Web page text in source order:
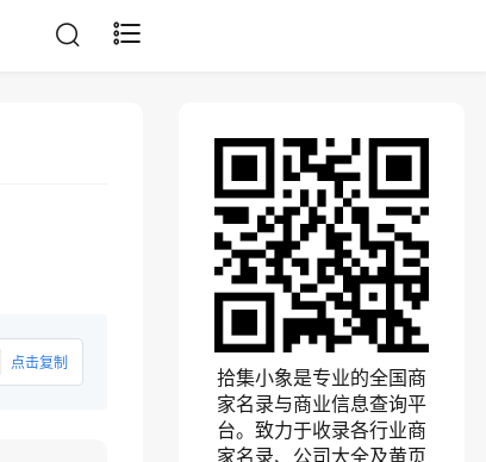
点击复制
拾集小象是专业的全国商
家名录与商业信息查询平
台。致力于收录各行业商
家名录、公司大全及黄页